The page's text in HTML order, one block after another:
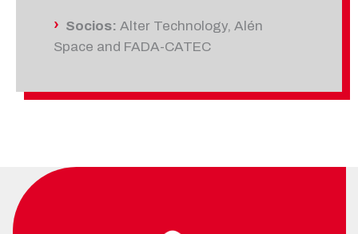
› Socios: Alter Technology, Alén
Space and FADA-CATEC